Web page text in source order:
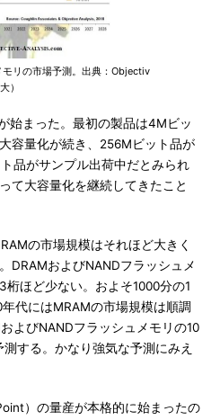
リの市場予測。出典：Objectiv
）
始まった。最初の製品は4Mビッ
容量化が続き、256Mビット品が
品がサンプル出荷中だとみられ
て大容量化を継続してきたこと
の市場規模はそれほど大きく
DRAMおよびNANDフラッシュメ
ほど少ない。およそ1000分の1
代にはMRAMの市場規模は順調
よびNANDフラッシュメモリの10
する。かなり強気な予測にみえ
）の量産が本格的に始まったの